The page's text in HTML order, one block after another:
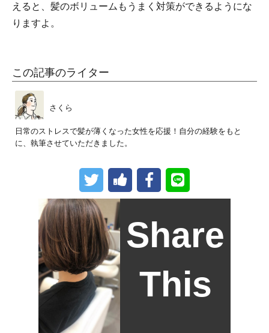
えると、髪のボリュームもうまく対策ができるようにな
りますよ。
この記事のライター
さくら
日常のストレスで髪が薄くなった女性を応援！自分の経験をもと
に、執筆させていただきました。
Share
This